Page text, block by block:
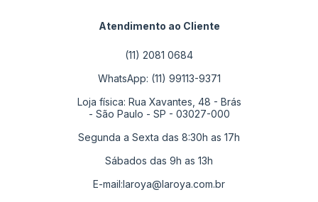
Atendimento ao Cliente
(11) 2081 0684
WhatsApp: (11) 99113-9371
Loja física: Rua Xavantes, 48 - Brás
- São Paulo - SP - 03027-000
Segunda a Sexta das 8:30h as 17h
Sábados das 9h as 13h
E-mail:laroya@laroya.com.br